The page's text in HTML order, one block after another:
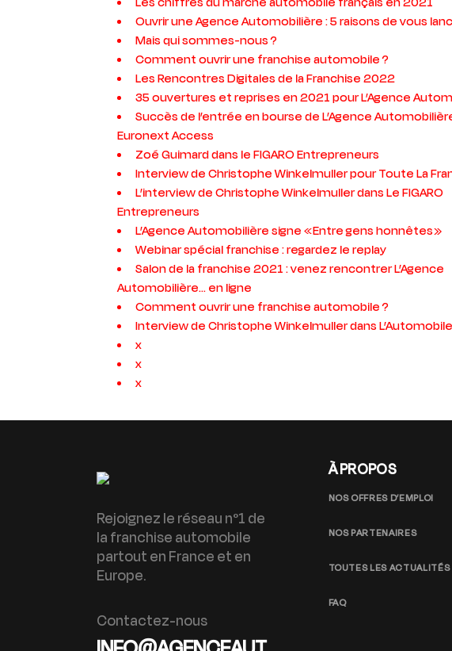
Ouvrir une Agence Automobilière : 5 raisons de vous
Mais qui sommes-nous ?
Comment ouvrir une franchise automobile ?
Les Rencontres Digitales de la Franchise 2022
35 ouvertures et reprises en 2021 pour L’Agence
Succès de l’entrée en bourse de L’Agence
Euronext Access
Zoé Guimard dans le FIGARO Entrepreneurs
Interview de Christophe Winkelmuller pour Toute La
L’interview de Christophe Winkelmuller dans Le FIGARO
Entrepreneurs
L’Agence Automobilière signe « Entre gens honnêtes »
Webinar spécial franchise : regardez le replay
Salon de la franchise 2021 : venez rencontrer L’Agence
Automobilière… en ligne
Comment ouvrir une franchise automobile ?
Interview de Christophe Winkelmuller dans
x
x
x
Rejoignez le réseau n°1 de
la franchise automobile
partout en France et en
Europe.
Contactez-nous
À PROPOS
NOS OFFRES D’EMPLOI
NOS PARTENAIRES
TOUTES LES ACTUALITÉS
FAQ